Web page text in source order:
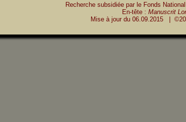
Recherche subsidiée par le Fonds
En-tête : Manuscrit
Mise à jour du 06.09.2015 |